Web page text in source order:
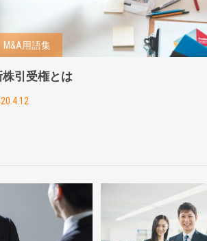
M&A用語集
株引受権とは